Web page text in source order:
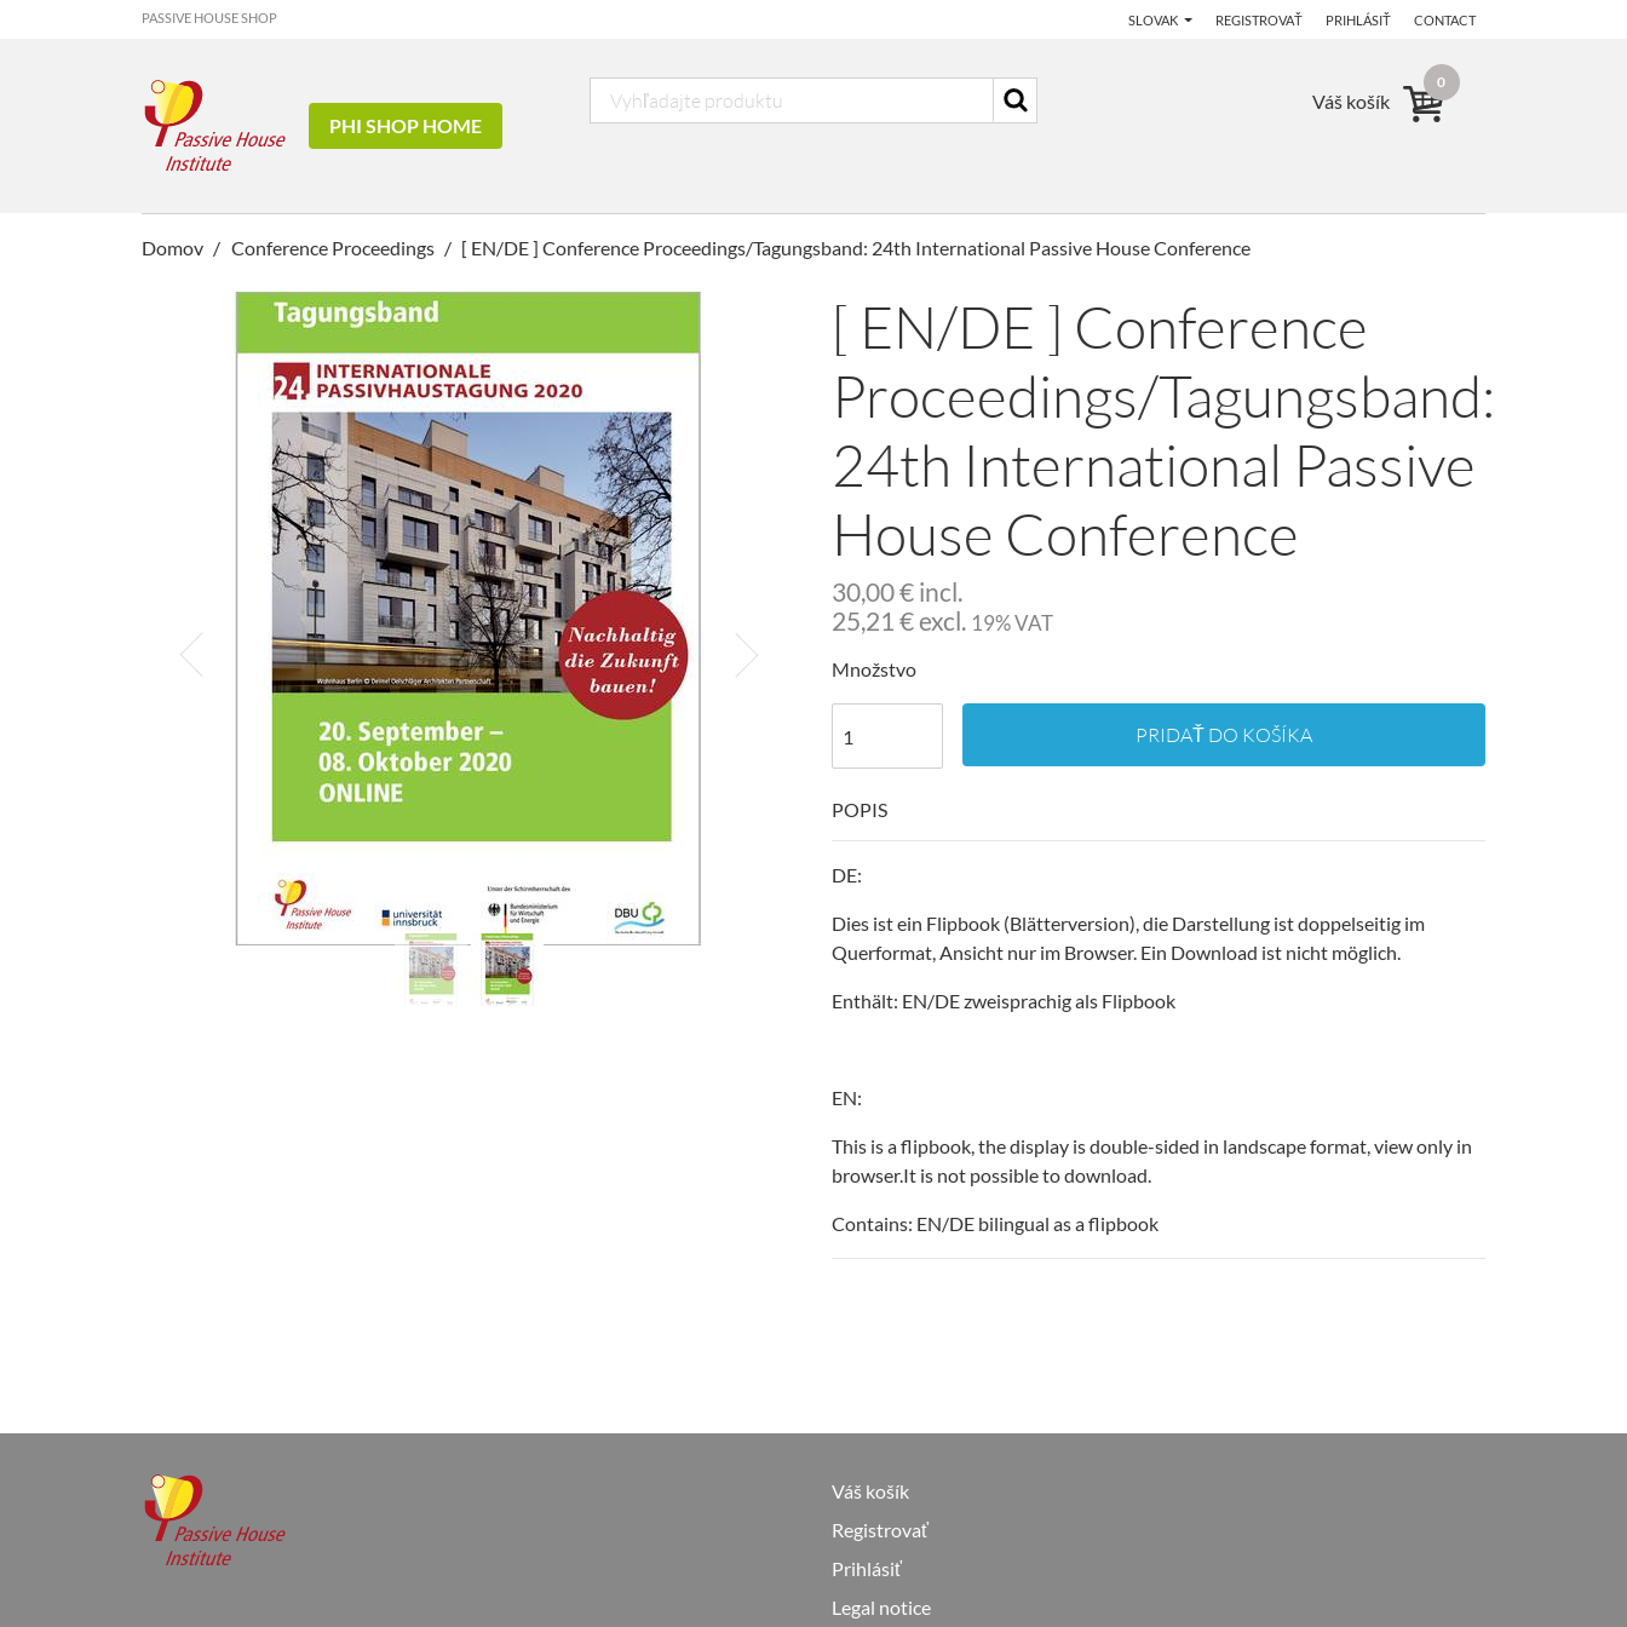
PASSIVE HOUSE SHOP SLOVAK REGISTROVAŤ PRIHLÁSIŤ CONTACT
PHI SHOP HOME
Váš košík
0
Domov Conference Proceedings [ EN/DE ] Conference Proceedings/Tagungsband: 24th International Passive House Conference
[ EN/DE ] Conference
Proceedings/Tagungsband:
24th International Passive
House Conference
30,00€ incl.
25,21 €excl. 19% VAT
Množstvo
PRIDAŤ DO KOŠÍKA
POPIS
DE:
Dies ist ein Flipbook (Blätterversion), die Darstellung ist doppelseitig im
Querformat, Ansicht nur im Browser. Ein Download ist nicht möglich.
Enthält: EN/DE zweisprachig als Flipbook
EN:
This is a flipbook, the display is double-sided in landscape format, view only in
browser.It is not possible to download.
Contains: EN/DE bilingual as a flipbook
Váš košík
Registrovať
Prihlásiť
Legal notice